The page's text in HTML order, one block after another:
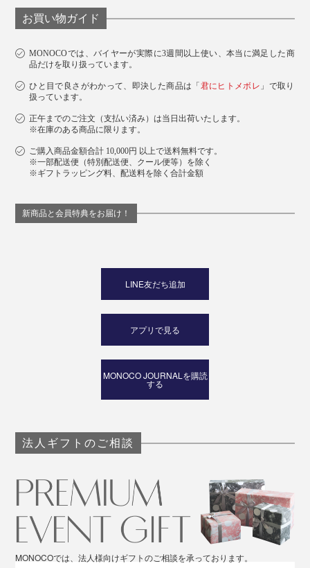
お買い物ガイド
MONOCOでは、バイヤーが実際に3週間以上使い、本当に満足した商
品だけを取り扱っています。
ひと目で良さがわかって、即決した商品は「 君にヒトメボレ 」で取り
扱っています。
正午までのご注文（支払い済み）は当日出荷いたします。
※在庫のある商品に限ります。
ご購入商品金額合計 10,000円 以上で送料無料です。
※一部配送便（特別配送便、クール便等）を除く
※ギフトラッピング料、配送料を除く合計金額
新商品と会員特典をお届け！
LINE友だち追加
アプリで見る
MONOCO JOURNALを購読
する
法人ギフトのご相談
MONOCOでは、法人様向けギフトのご相談を承っております。